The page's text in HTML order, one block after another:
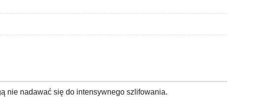
nie nadawać się do intensywnego szlifowania.